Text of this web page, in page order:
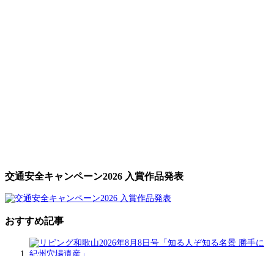
交通安全キャンペーン2026 入賞作品発表
おすすめ記事